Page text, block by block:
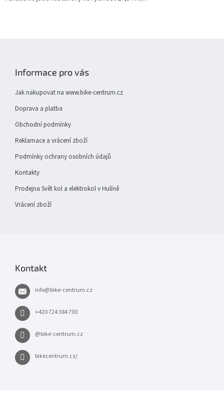
i
Informace pro vás
Jak nakupovat na www.bike-centrum.cz
Doprava a platba
Obchodní podmínky
Reklamace a vrácení zboží
Podmínky ochrany osobních údajů
Kontakty
Prodejna Svět kol a elektrokol v Hulíně
Vrácení zboží
Kontakt
info@bike-centrum.cz
+420 724 384 700
@bike-centrum.cz
bikecentrum.cz/